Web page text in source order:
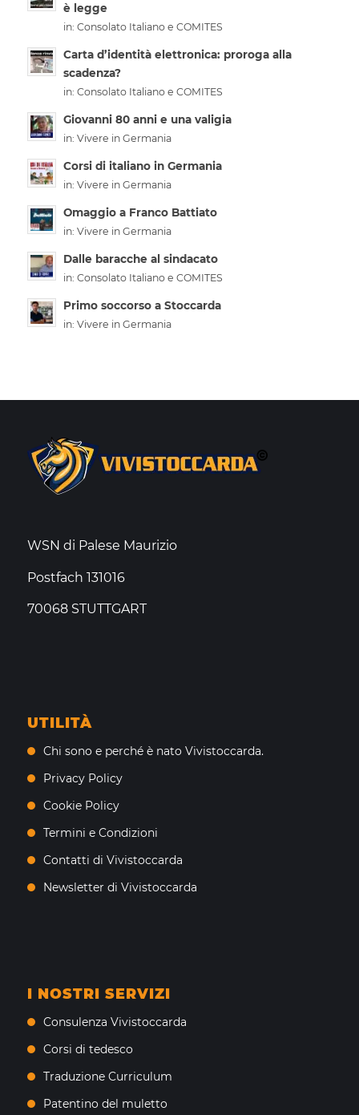
è legge
in: Consolato Italiano e COMITES
Carta d’identità elettronica: proroga alla
scadenza?
in: Consolato Italiano e COMITES
Giovanni 80 anni e una valigia
in: Vivere in Germania
Corsi di italiano in Germania
in: Vivere in Germania
Omaggio a Franco Battiato
in: Vivere in Germania
Dalle baracche al sindacato
in: Consolato Italiano e COMITES
Primo soccorso a Stoccarda
in: Vivere in Germania
WSN di Palese Maurizio
Postfach 131016
70068 STUTTGART
UTILITÀ
Chi sono e perché è nato Vivistoccarda.
Privacy Policy
Cookie Policy
Termini e Condizioni
Contatti di Vivistoccarda
Newsletter di Vivistoccarda
I NOSTRI SERVIZI
Consulenza Vivistoccarda
Corsi di tedesco
Traduzione Curriculum
Patentino del muletto